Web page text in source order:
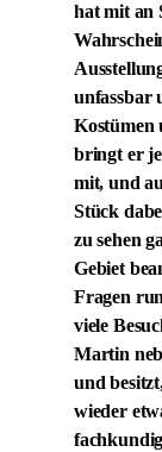
hat mit an
unfassbar
Kostümen
bringt er
mit, und
Stück
zu sehen
Gebiet
Fragen
viele
Martin
und
wieder